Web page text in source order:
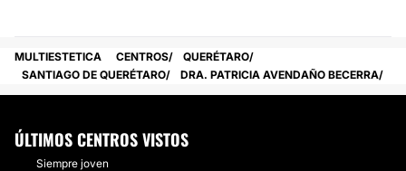
MULTIESTETICA CENTROS
QUERÉTARO
SANTIAGO DE QUERÉTARO
DRA. PATRICIA AVENDAÑO BECERRA
ÚLTIMOS CENTROS VISTOS
Siempre joven